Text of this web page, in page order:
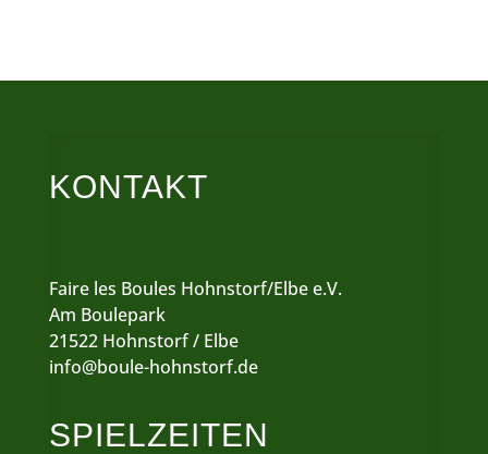
KONTAKT
Faire les Boules Hohnstorf/Elbe e.V.
Am Boulepark
21522 Hohnstorf / Elbe
info@boule-hohnstorf.de
SPIELZEITEN